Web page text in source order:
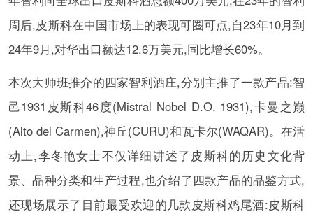
周后,皮斯科在中国市场上的表现可圈可点,自23年10月到
24年9月,对华出口额达12.6万美元,同比增长60%。
本次大师班推介的四家智利酒庄,分别主推了一款产品:智
邑1931皮斯科46度(Mistral Nobel D.O. 1931),卡曼之巅
(Alto del Carmen),神丘(CURU)和瓦卡尔(WAQAR)。在活
动上,李冬艳女士不仅详细讲述了皮斯科的历史文化背
景、品种分类和生产过程,也介绍了四款产品的品鉴方式,
还现场展示了目前最受欢迎的几款皮斯科鸡尾酒:皮斯科